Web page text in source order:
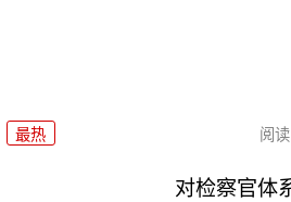
最热 阅读
对检察官体